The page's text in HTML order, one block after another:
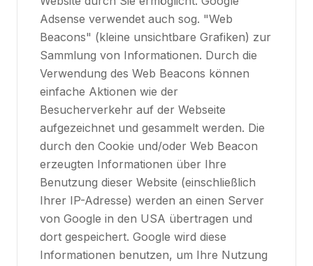
Adsense verwendet auch sog. "Web
Beacons" (kleine unsichtbare Grafiken) zur
Sammlung von Informationen. Durch die
Verwendung des Web Beacons können
einfache Aktionen wie der
Besucherverkehr auf der Webseite
aufgezeichnet und gesammelt werden. Die
durch den Cookie und/oder Web Beacon
erzeugten Informationen über Ihre
Benutzung dieser Website (einschließlich
Ihrer IP-Adresse) werden an einen Server
von Google in den USA übertragen und
dort gespeichert. Google wird diese
Informationen benutzen, um Ihre Nutzung